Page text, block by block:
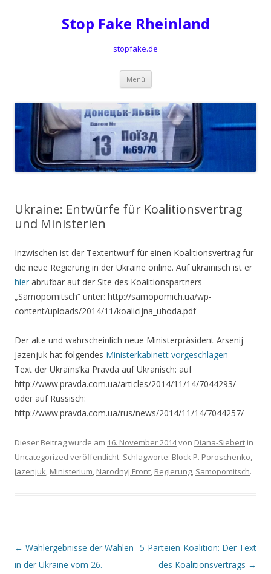
Stop Fake Rheinland
stopfake.de
Menü Springe
Inhalt
Ukraine: Entwürfe für Koalitionsvertrag
und Ministerien
Inzwischen ist der Textentwurf für einen Koalitionsvertrag für
die neue Regierung in der Ukraine online. Auf ukrainisch ist er
hier abrufbar auf der Site des Koalitionspartners
„Samopomitsch“ unter: http://samopomich.ua/wp-
content/uploads/2014/11/koalicijna_uhoda.pdf
Der alte und wahrscheinlich neue Ministerpräsident Arsenij
Jazenjuk hat folgendes Ministerkabinett vorgeschlagen
Text der Ukraïns’ka Pravda auf Ukranisch: auf
http://www.pravda.com.ua/articles/2014/11/14/7044293/
oder auf Russisch:
http://www.pravda.com.ua/rus/news/2014/11/14/7044257/
Dieser Beitrag wurde am 16. November 2014von Diana-Siebert in
Uncategorized veröffentlicht. Schlagworte: Block P. Poroschenko,
Jazenjuk, Ministerium, Narodnyj Front, Regierung, Samopomitsch.
Beitrags-
Navigation
← Wahlergebnisse der Wahlen
in der Ukraine vom 26.
5-Parteien-Koalition: Der Text
des Koalitionsvertrags →